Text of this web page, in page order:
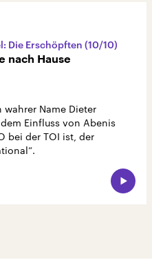
Die Erschöpften (10/10)
nach Hause
wahrer Name Dieter
Einfluss von Abenis
bei der TOI ist, der